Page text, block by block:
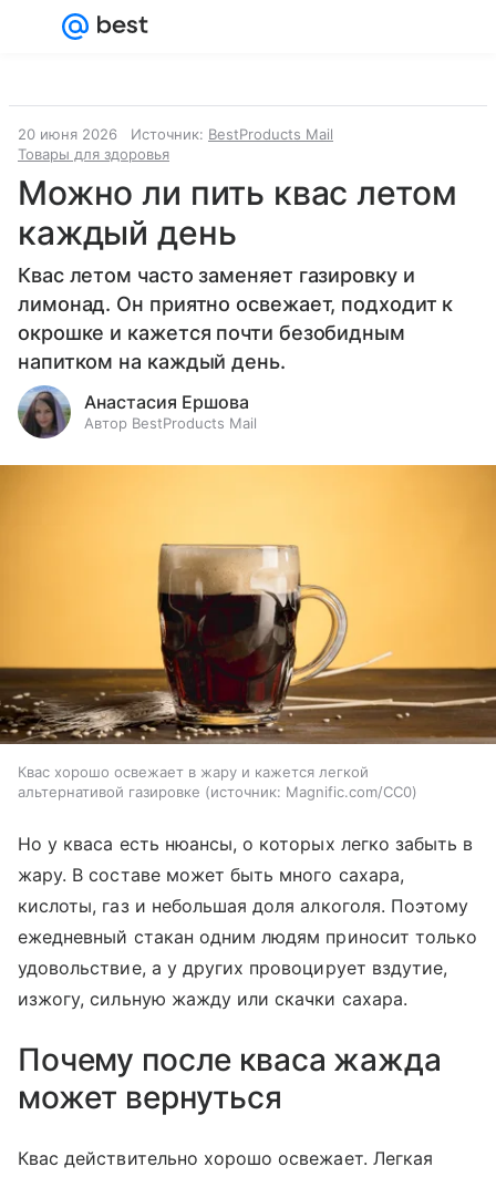
20 июня 2026 Источник: BestProducts Mail
Товары для здоровья
Можно ли пить квас летом
каждый день
Квас летом часто заменяет газировку и
лимонад. Он приятно освежает, подходит к
окрошке и кажется почти безобидным
напитком на каждый день.
Анастасия Ершова
Автор BestProducts Mail
Квас хорошо освежает в жару и кажется легкой
альтернативой газировке
источник: Magnific.com/CC0
Но у кваса есть нюансы, о которых легко забыть в
жару. В составе может быть много сахара,
кислоты, газ и небольшая доля алкоголя. Поэтому
ежедневный стакан одним людям приносит только
удовольствие, а у других провоцирует вздутие,
изжогу, сильную жажду или скачки сахара.
Почему после кваса жажда
может вернуться
Квас действительно хорошо освежает. Легкая